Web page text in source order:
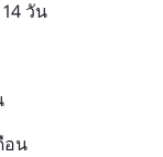
วัน
อน